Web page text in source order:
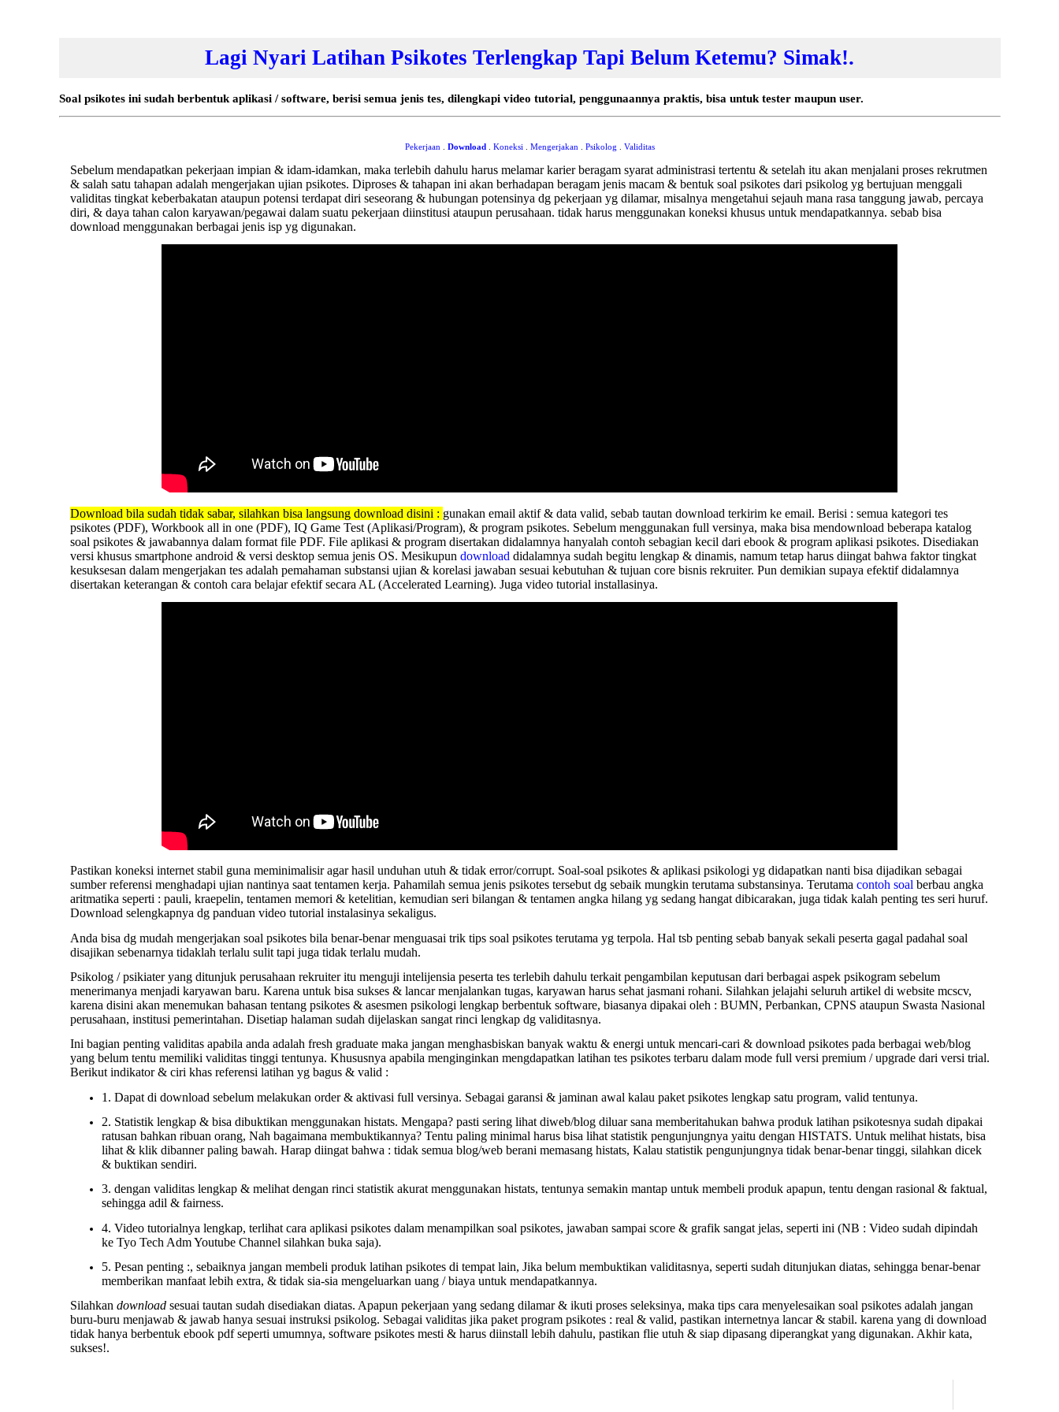
Lagi Nyari Latihan Psikotes Terlengkap Tapi Belum Ketemu? Simak!.
Soal psikotes ini sudah berbentuk aplikasi / software, berisi semua jenis tes, dilengkapi video tutorial, penggunaannya praktis, bisa untuk tester maupun user.
Pekerjaan Download Koneksi Mengerjakan Psikolog Validitas
Sebelum mendapatkan pekerjaan impian & idam-idamkan, maka terlebih dahulu harus melamar karier beragam syarat administrasi tertentu & setelah itu akan menjalani proses rekrutmen
& salah satu tahapan adalah mengerjakan ujian psikotes. Diproses & tahapan ini akan berhadapan beragam jenis macam & bentuk soal psikotes dari psikolog yg bertujuan menggali
validitas tingkat keberbakatan ataupun potensi terdapat diri seseorang & hubungan potensinya dg pekerjaan yg dilamar, misalnya mengetahui sejauh mana rasa tanggung jawab, percaya
diri, & daya tahan calon karyawan/pegawai dalam suatu pekerjaan diinstitusi ataupun perusahaan. tidak harus menggunakan koneksi khusus untuk mendapatkannya. sebab bisa
download menggunakan berbagai jenis isp yg digunakan.
Download bila sudah tidak sabar, silahkan bisa langsung download disini : gunakan email aktif & data valid, sebab tautan download terkirim ke email. Berisi : semua kategori tes
psikotes (PDF), Workbook all in one (PDF), IQ Game Test (Aplikasi/Program), & program psikotes. Sebelum menggunakan full versinya, maka bisa mendownload beberapa katalog
soal psikotes & jawabannya dalam format file PDF. File aplikasi & program disertakan didalamnya hanyalah contoh sebagian kecil dari ebook & program aplikasi psikotes. Disediakan
versi khusus smartphone android & versi desktop semua jenis OS. Mesikupun download didalamnya sudah begitu lengkap & dinamis, namum tetap harus diingat bahwa faktor tingkat
kesuksesan dalam mengerjakan tes adalah pemahaman substansi ujian & korelasi jawaban sesuai kebutuhan & tujuan core bisnis rekruiter. Pun demikian supaya efektif didalamnya
disertakan keterangan & contoh cara belajar efektif secara AL (Accelerated Learning). Juga video tutorial installasinya.
Pastikan koneksi internet stabil guna meminimalisir agar hasil unduhan utuh & tidak error/corrupt. Soal-soal psikotes & aplikasi psikologi yg didapatkan nanti bisa dijadikan sebagai
sumber referensi menghadapi ujian nantinya saat tentamen kerja. Pahamilah semua jenis psikotes tersebut dg sebaik mungkin terutama substansinya. Terutama contoh soal berbau angka
aritmatika seperti : pauli, kraepelin, tentamen memori & ketelitian, kemudian seri bilangan & tentamen angka hilang yg sedang hangat dibicarakan, juga tidak kalah penting tes seri huruf.
Download selengkapnya dg panduan video tutorial instalasinya sekaligus.
Anda bisa dg mudah mengerjakan soal psikotes bila benar-benar menguasai trik tips soal psikotes terutama yg terpola. Hal tsb penting sebab banyak sekali peserta gagal padahal soal
disajikan sebenarnya tidaklah terlalu sulit tapi juga tidak terlalu mudah.
Psikolog / psikiater yang ditunjuk perusahaan rekruiter itu menguji intelijensia peserta tes terlebih dahulu terkait pengambilan keputusan dari berbagai aspek psikogram sebelum
menerimanya menjadi karyawan baru. Karena untuk bisa sukses & lancar menjalankan tugas, karyawan harus sehat jasmani rohani. Silahkan jelajahi seluruh artikel di website mcscv,
karena disini akan menemukan bahasan tentang psikotes & asesmen psikologi lengkap berbentuk software, biasanya dipakai oleh : BUMN, Perbankan, CPNS ataupun Swasta Nasional
perusahaan, institusi pemerintahan. Disetiap halaman sudah dijelaskan sangat rinci lengkap dg validitasnya.
Ini bagian penting validitas apabila anda adalah fresh graduate maka jangan menghasbiskan banyak waktu & energi untuk mencari-cari & download psikotes pada berbagai web/blog
yang belum tentu memiliki validitas tinggi tentunya. Khususnya apabila menginginkan mengdapatkan latihan tes psikotes terbaru dalam mode full versi premium / upgrade dari versi trial.
Berikut indikator & ciri khas referensi latihan yg bagus & valid :
1. Dapat di download sebelum melakukan order & aktivasi full versinya. Sebagai garansi & jaminan awal kalau paket psikotes lengkap satu program, valid tentunya.
2. Statistik lengkap & bisa dibuktikan menggunakan histats. Mengapa? pasti sering lihat diweb/blog diluar sana memberitahukan bahwa produk latihan psikotesnya sudah dipakai
ratusan bahkan ribuan orang, Nah bagaimana membuktikannya? Tentu paling minimal harus bisa lihat statistik pengunjungnya yaitu dengan HISTATS. Untuk melihat histats, bisa
lihat & klik dibanner paling bawah. Harap diingat bahwa : tidak semua blog/web berani memasang histats, Kalau statistik pengunjungnya tidak benar-benar tinggi, silahkan dicek
& buktikan sendiri.
3. dengan validitas lengkap & melihat dengan rinci statistik akurat menggunakan histats, tentunya semakin mantap untuk membeli produk apapun, tentu dengan rasional & faktual,
sehingga adil & fairness.
4. Video tutorialnya lengkap, terlihat cara aplikasi psikotes dalam menampilkan soal psikotes, jawaban sampai score & grafik sangat jelas, seperti ini (NB : Video sudah dipindah
ke Tyo Tech Adm Youtube Channel silahkan buka saja).
5. Pesan penting :, sebaiknya jangan membeli produk latihan psikotes di tempat lain, Jika belum membuktikan validitasnya, seperti sudah ditunjukan diatas, sehingga benar-benar
memberikan manfaat lebih extra, & tidak sia-sia mengeluarkan uang / biaya untuk mendapatkannya.
Silahkan download sesuai tautan sudah disediakan diatas. Apapun pekerjaan yang sedang dilamar & ikuti proses seleksinya, maka tips cara menyelesaikan soal psikotes adalah jangan
buru-buru menjawab & jawab hanya sesuai instruksi psikolog. Sebagai validitas jika paket program psikotes : real & valid, pastikan internetnya lancar & stabil. karena yang di download
tidak hanya berbentuk ebook pdf seperti umumnya, software psikotes mesti & harus diinstall lebih dahulu, pastikan flie utuh & siap dipasang diperangkat yang digunakan. Akhir kata,
sukses!.